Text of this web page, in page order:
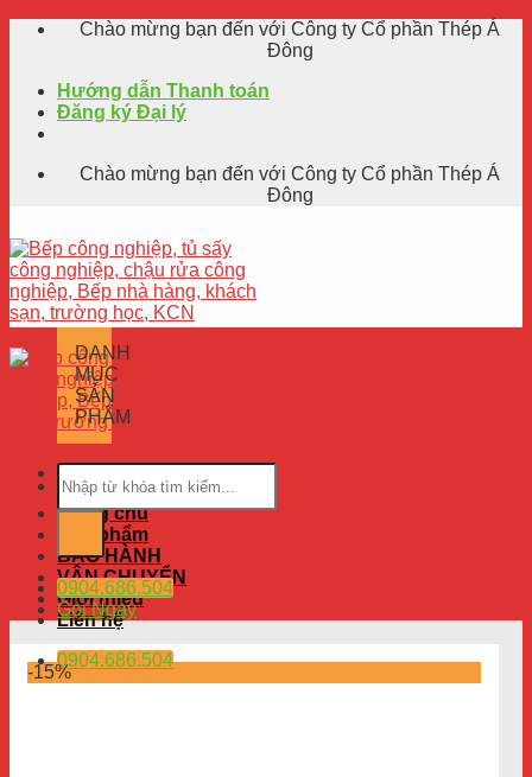
Skip
Chào mừng bạn đến với Công ty Cổ phần Thép Á
Đông
Hướng dẫn Thanh toán
Đăng ký Đại lý
Chào mừng bạn đến với Công ty Cổ phần Thép Á
Đông
Trang chủ
Sản phẩm
BẢO HÀNH
VẬN CHUYỂN
Giới thiệu
Liên hệ
0904.686.504
DANH
MỤC
SẢN
PHẨM
0904.686.504
Gọi Ngay
-15%